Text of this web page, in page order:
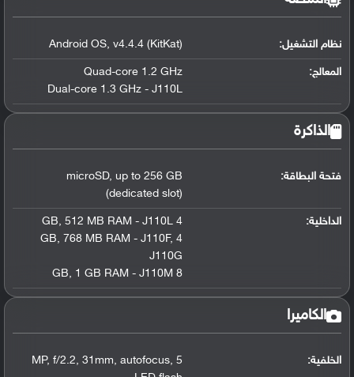
نظام التشغيل:
Android OS, v4.4.4 (KitKat)
المعالج:
Quad-core 1.2 GHz
Dual-core 1.3 GHz - J110L
الذاكرة
فتحة البطاقة: microSD, up to 256 GB
(dedicated slot)
الداخلية: 4 GB
, 512 MB RAM - J110L
4 GB
, 768 MB RAM - J110F,
J110G
8 GB
, 1 GB RAM - J110M
الكاميرا
الخلفية: 5 MP
, f/2.2, 31mm, autofocus,